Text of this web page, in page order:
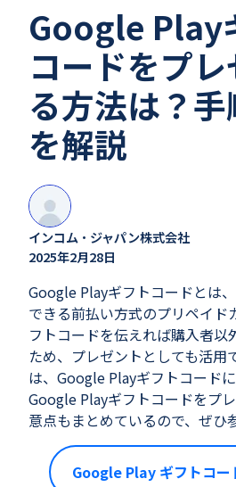
Google Play
コードをプ
る方法は？
を解説
インコム・ジャパン株式会社
2025年2月28日
Google Playギフトコードとは
できる前払い方式のプリペイド
フトコードを伝えれば購入者以
ため、プレゼントとしても活用
は、Google Playギフトコードに
Google Playギフトコードをプ
意点もまとめているので、ぜひ
Google Play ギフトコー